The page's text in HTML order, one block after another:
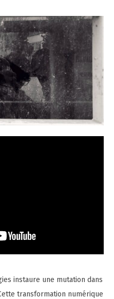
instaure une mutation dans
transformation numérique